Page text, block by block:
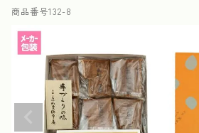
商品番号132-8